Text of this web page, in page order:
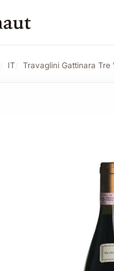
IT Travaglini Gattinara Tre